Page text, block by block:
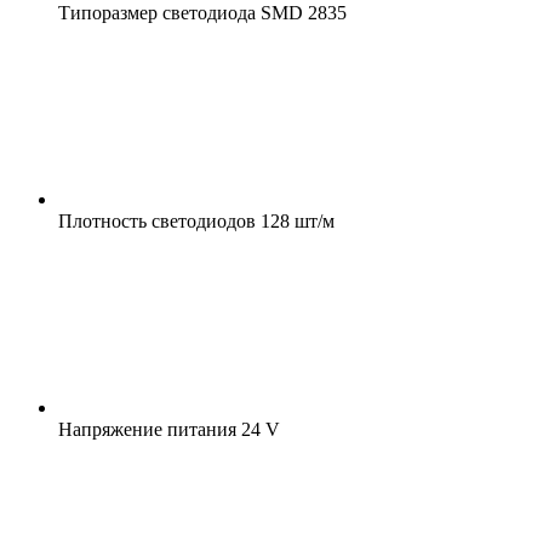
Типоразмер светодиода SMD 2835
Плотность светодиодов 128 шт/м
Напряжение питания 24 V